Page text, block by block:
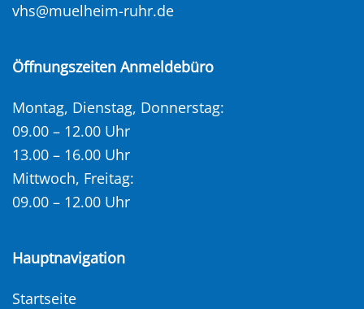
vhs@muelheim-ruhr.de
Öffnungszeiten Anmeldebüro
Montag, Dienstag, Donnerstag:
09.00 – 12.00 Uhr
13.00 – 16.00 Uhr
Mittwoch, Freitag:
09.00 – 12.00 Uhr
Hauptnavigation
Startseite